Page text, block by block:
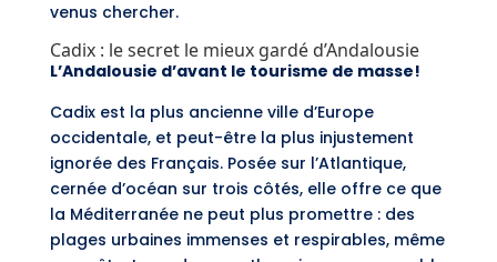
venus chercher.
Cadix : le secret le mieux gardé d’Andalousie
L’Andalousie d’avant le tourisme de masse!
Cadix est la plus ancienne ville d’Europe
occidentale, et peut-être la plus injustement
ignorée des Français. Posée sur l’Atlantique,
cernée d’océan sur trois côtés, elle offre ce que
la Méditerranée ne peut plus promettre : des
plages urbaines immenses et respirables, même